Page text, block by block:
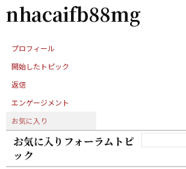
ム
nhacaifb88mg
プロフィール
開始したトピック
返信
エンゲージメント
お気に入り
お気に入りフォーラムトピ
ック